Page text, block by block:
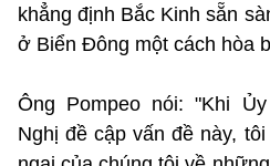
khẳng định Bắc Kinh sẵn
ở Biển Đông một cách hòa
Ông Pompeo nói: "Khi
Nghị đề cập vấn đề này,